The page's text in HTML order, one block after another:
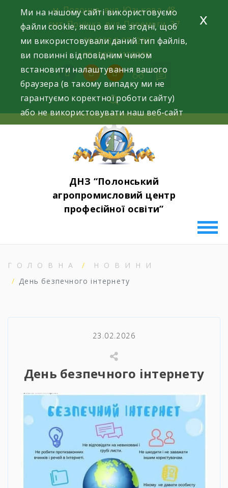
content
м. Полонне, вул. Юзькова, 48
смт. Понінка, вул. Перемоги, 37
+38 (0384) 371293
+38 (097) 4159398
facebookinstagramyoutube
ДНЗ “Полонський
агропромисловий центр
професійної освіти”
ГОЛОВНА
НОВИНИ
День безпечного інтернету
23.02.2026
День безпечного інтернету
Ми на нашому сайті використовуємо
файли cookie, якщо ви не згодні, щоб
ми використовували даний тип файлів,
ви повинні відповідним чином
встановити налаштування вашого
браузера (в такому випадку ми не
гарантуємо коректної роботи сайту)
або не використовувати наш веб-сайт
x